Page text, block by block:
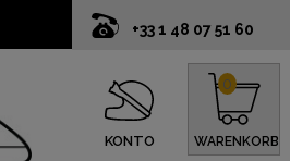
+33 1 48 07 51 60
KONTO WARENKORB
0